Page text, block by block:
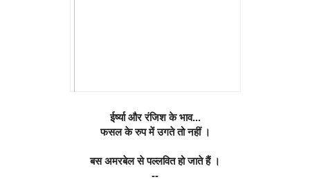
ईर्ष्या और रंजिश के भाव...
फसल के रुप में उगते तो नहीं ।
बस अमरबेल से पल्लवित हो जाते हैं ।
--